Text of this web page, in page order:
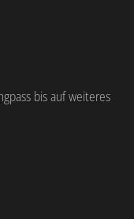
bis auf weiteres